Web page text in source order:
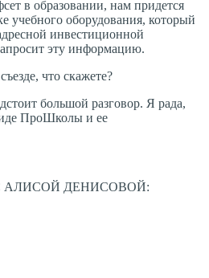
в образовании, нам придется
учебного оборудования, который
инвестиционной
эту информацию.
что скажете?
большой разговор. Я рада,
ПроШколы и ее
АЛИСОЙ ДЕНИСОВОЙ: